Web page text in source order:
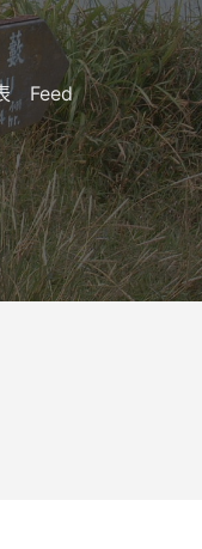
Feed